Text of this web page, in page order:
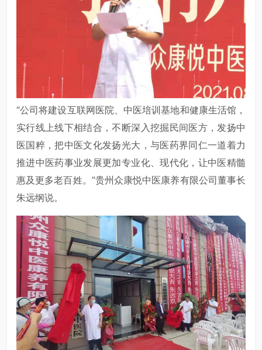
“公司将建设互联网医院、中医培训基地和健康生活馆，
实行线上线下相结合，不断深入挖掘民间医方，发扬中
医国粹，把中医文化发扬光大，与医药界同仁一道着力
推进中医药事业发展更加专业化、现代化，让中医精髓
惠及更多老百姓。”贵州众康悦中医康养有限公司董事长
朱远纲说。